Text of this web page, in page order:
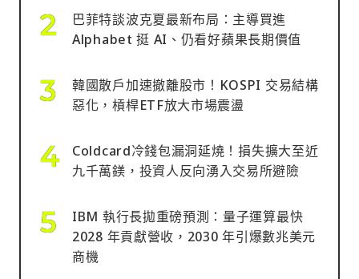
巴菲特談波克夏最新布局：主導買進
Alphabet 挺 AI、仍看好蘋果長期價值
韓國散戶加速撤離股市！KOSPI 交易結構
惡化，槓桿ETF放大市場震盪
Coldcard冷錢包漏洞延燒！損失擴大至近
九千萬鎂，投資人反向湧入交易所避險
IBM 執行長拋重磅預測：量子運算最快
2028 年貢獻營收，2030 年引爆數兆美元
商機